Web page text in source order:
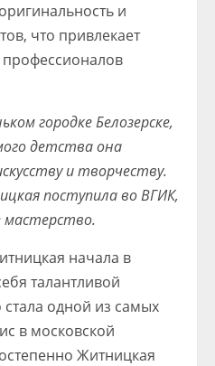
и
что привлекает
городке Белозерске,
детства она
и творчеству.
поступила во ВГИК,
мастерство.
начала в
талантливой
одной из самых
в московской
Житницкая